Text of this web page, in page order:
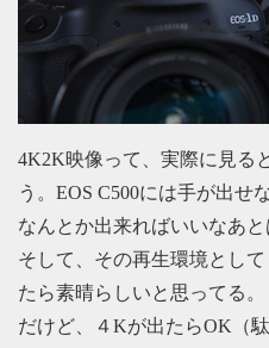
4K2K映像って、実際に見る
う。EOS C500には手が出せ
なんとか出来ればいいなあと
そして、その再生環境とし
たら素晴らしいと思ってる。
だけど、４Kが出たらOK（